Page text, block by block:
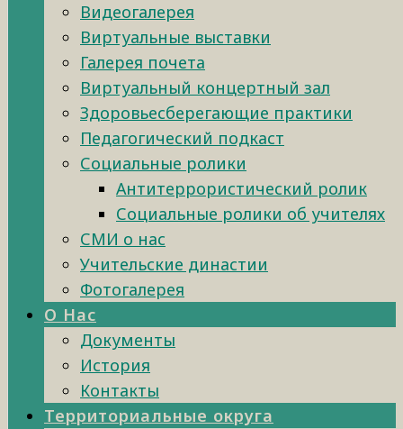
Видеогалерея
Виртуальные выставки
Галерея почета
Виртуальный концертный зал
Здоровьесберегающие практики
Педагогический подкаст
Социальные ролики
Антитеррористический ролик
Социальные ролики об учителях
СМИ о нас
Учительские династии
Фотогалерея
О Нас
Документы
История
Контакты
Территориальные округа